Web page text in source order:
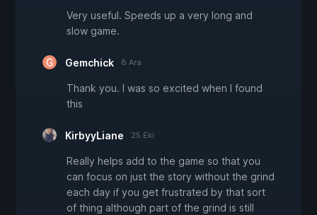
Very useful. Speeds up a very long and
slow game.
Gemchick 8 Ara
Thank you. I was so excited when I found
this
KirbyyLiane 25 Eki
Really helps add to the game so that you
can focus on just the story without the grind
each day if you get frustrated by that sort
of thing although part of the grind is still